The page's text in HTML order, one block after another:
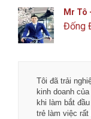
Mr Tô
Đống
Tôi đã trải
kinh doanh
khi làm bắt
trẻ làm việc rất